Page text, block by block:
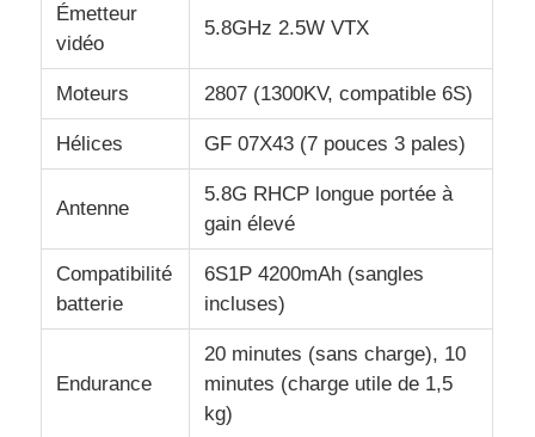
Demandez un devis
drones industriels
Bourdon de pulvérisation d'agriculture
Drone FPV
Anti dispositif de bourdon
Émetteur
vidéo
5.8GHz 2.5W VTX
Moteurs 2807 (1300KV, compatible 6S)
Hélices GF 07X43 (7 pouces 3 pales)
Antenne
5.8G RHCP longue portée à
gain élevé
Compatibilité
batterie
6S1P 4200mAh (sangles
incluses)
Endurance
20 minutes (sans charge), 10
minutes (charge utile de 1,5
kg)